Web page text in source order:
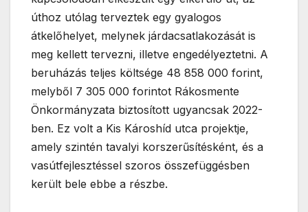
úthoz utólag terveztek egy gyalogos
átkelőhelyet, melynek járdacsatlakozását is
meg kellett tervezni, illetve engedélyeztetni. A
beruházás teljes költsége 48 858 000 forint,
melyből 7 305 000 forintot Rákosmente
Önkormányzata biztosított ugyancsak 2022-
ben. Ez volt a Kis Károshíd utca projektje,
amely szintén tavalyi korszerűsítésként, és a
vasútfejlesztéssel szoros összefüggésben
került bele ebbe a részbe.